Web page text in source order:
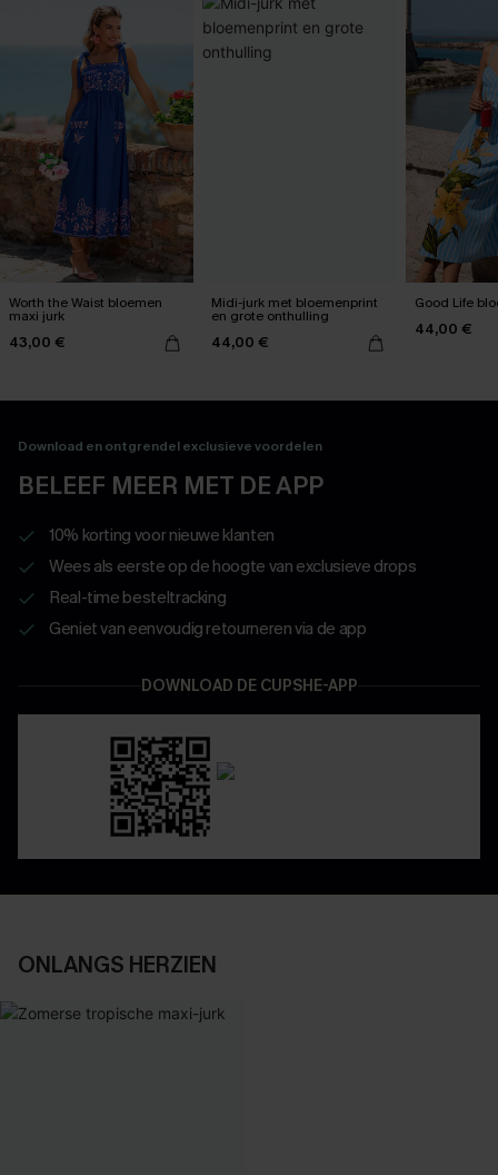
Worth the Waist bloemen
maxi jurk
43,00 €
Midi-jurk met bloemenprint
en grote onthulling
44,00 €
Good Life
44,00 €
Download en ontgrendel exclusieve voordelen
BELEEF MEER MET DE APP
10% korting voor nieuwe klanten
Wees als eerste op de hoogte van exclusieve drops
Real-time besteltracking
Geniet van eenvoudig retourneren via de app
DOWNLOAD DE CUPSHE-APP
ONLANGS HERZIEN